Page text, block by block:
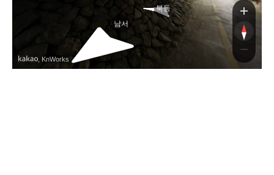
남서
북동
, KnWorks